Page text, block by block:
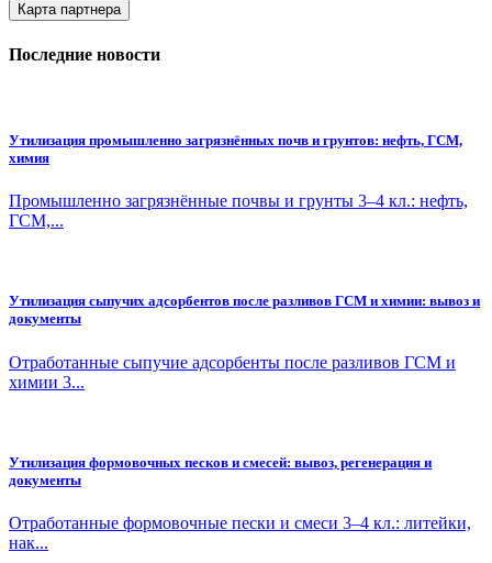
Карта партнера
Последние новости
Утилизация промышленно загрязнённых почв и грунтов: нефть, ГСМ,
химия
Промышленно загрязнённые почвы и грунты 3–4 кл.: нефть,
ГСМ,...
Утилизация сыпучих адсорбентов после разливов ГСМ и химии: вывоз и
документы
Отработанные сыпучие адсорбенты после разливов ГСМ и
химии 3...
Утилизация формовочных песков и смесей: вывоз, регенерация и
документы
Отработанные формовочные пески и смеси 3–4 кл.: литейки,
нак...